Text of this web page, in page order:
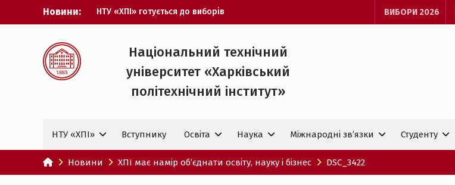
Новини:
НТУ «ХПІ» готується до виборів
ректора
Всеукраїнський фестиваль «Червона
ХПІ уклав угоду про партнерство з
ДержНДІ технологій кібербезпеки
Випускник ХПІ став
У Верховній Раді за участю ХПІ
обговорили перспективи українсько-
іспанського технологічного
партнерства
ВИБОРИ 2026
Національний технічний
університет «Харківський
політехнічний iнститут»
НТУ «ХПІ» Вступнику Освіта Наука Міжнародні зв’язки Студенту
Новини ХПІ має намір об’єднати освіту, науку і бізнес DSC_3422